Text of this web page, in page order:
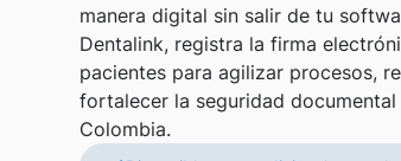
manera digital sin salir de tu
Dentalink, registra la firma
pacientes para agilizar procesos,
fortalecer la seguridad
Colombia.